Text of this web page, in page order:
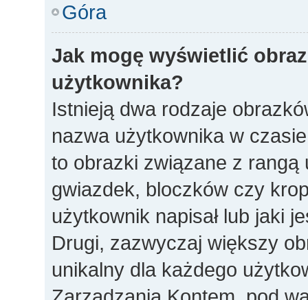
Góra
Jak mogę wyświetlić
użytkownika?
Istnieją dwa rodzaje
nazwa użytkownika w
to obrazki związane z
gwiazdek, bloczków czy
użytkownik napisał lub jaki
Drugi, zazwyczaj większy
unikalny dla każdego